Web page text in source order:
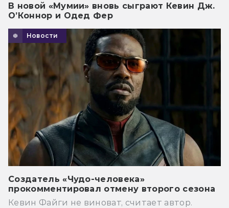
В новой «Мумии» вновь сыграют Кевин Дж.
О’Коннор и Одед Фер
Новости
Создатель «Чудо-человека»
прокомментировал отмену второго сезона
Кевин Файги не виноват, считает автор.